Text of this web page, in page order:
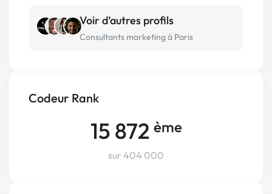
Codeur Rank
15 872 ème
sur 404 000
Voir d’autres profils
Consultants marketing à Paris